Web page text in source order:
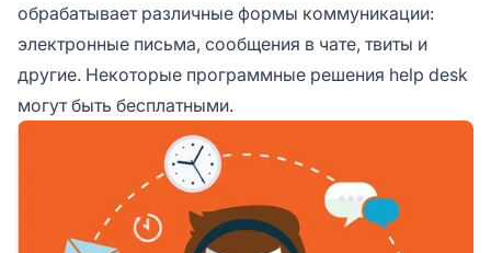
обрабатывает различные формы коммуникации:
электронные письма, сообщения в чате, твиты и
другие. Некоторые программные решения help desk
могут быть бесплатными.